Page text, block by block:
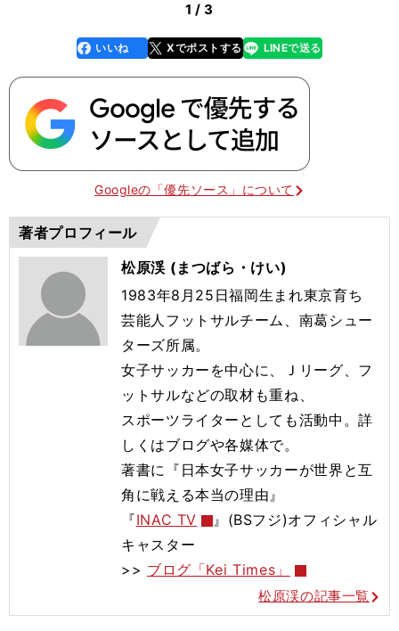
1 / 3
faceboo
k
いいね Xでポストする
line LINEで送る
Googleの「優先ソース」について
著者プロフィール
松原渓 (まつばら・けい)
1983年8月25日福岡生まれ東京育ち
芸能人フットサルチーム、南葛シュー
ターズ所属。
女子サッカーを中心に、Ｊリーグ、フ
ットサルなどの取材も重ね、
スポーツライターとしても活動中。詳
しくはブログや各媒体で。
著書に『日本女子サッカーが世界と互
角に戦える本当の理由』
『INAC TV
』(BSフジ)オフィシャル
キャスター
>> ブログ「Kei Times」
松原渓の記事一覧